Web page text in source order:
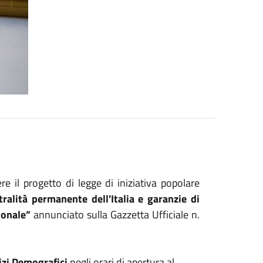
il progetto di legge di iniziativa popolare
permanente dell'Italia e garanzie di
”annunciato sulla Gazzetta Ufficiale n.